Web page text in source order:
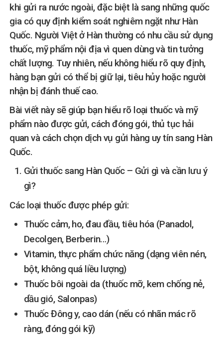
khi gửi ra nước ngoài, đặc biệt là sang những quốc
gia có quy định kiểm soát nghiêm ngặt như Hàn
Quốc. Người Việt ở Hàn thường có nhu cầu sử dụng
thuốc, mỹ phẩm nội địa vì quen dùng và tin tưởng
chất lượng. Tuy nhiên, nếu không hiểu rõ quy định,
hàng bạn gửi có thể bị giữ lại, tiêu hủy hoặc người
nhận bị đánh thuế cao.
Bài viết này sẽ giúp bạn hiểu rõ loại thuốc và mỹ
phẩm nào được gửi, cách đóng gói, thủ tục hải
quan và cách chọn dịch vụ gửi hàng uy tín sang Hàn
Quốc.
Gửi thuốc sang Hàn Quốc – Gửi gì và cần lưu ý
gì?
Các loại thuốc được phép gửi:
Thuốc cảm, ho, đau đầu, tiêu hóa (Panadol,
Decolgen, Berberin…)
Vitamin, thực phẩm chức năng (dạng viên nén,
bột, không quá liều lượng)
Thuốc bôi ngoài da (thuốc mỡ, kem chống nẻ,
dầu gió, Salonpas)
Thuốc Đông y, cao dán (nếu có nhãn mác rõ
ràng, đóng gói kỹ)